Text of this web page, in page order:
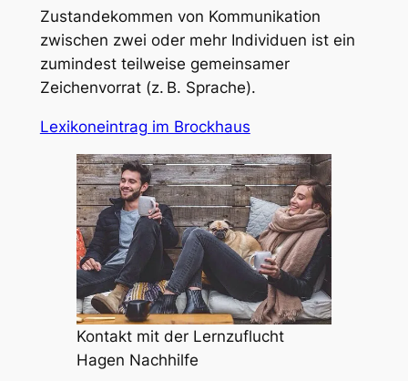
Zustandekommen von Kommunikation
zwischen zwei oder mehr Individuen ist ein
zumindest teilweise gemeinsamer
Zeichenvorrat (z. B. Sprache).
Lexikoneintrag im Brockhaus
Kontakt mit der Lernzuflucht
Hagen Nachhilfe